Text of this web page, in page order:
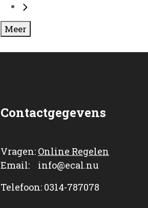
Meer
Contactgegevens
Vragen: Online Regelen
Email: info@ecal.nu
Telefoon: 0314-787078